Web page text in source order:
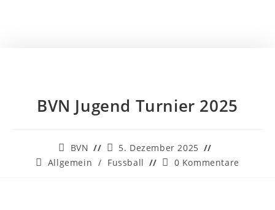
BVN Jugend Turnier 2025
BVN
5. Dezember 2025
Allgemein / Fussball 0 Kommentare